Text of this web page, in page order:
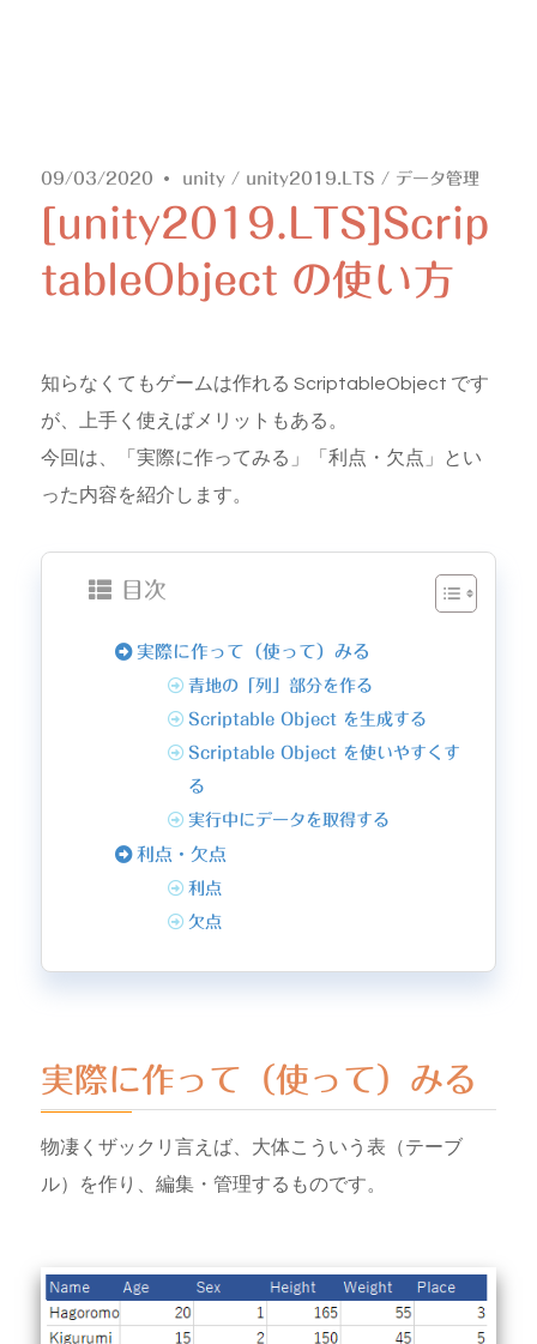
09/03/2020 unity / unity2019.LTS / データ管理
[unity2019.LTS]Scrip
tableObject の使い方
知らなくてもゲームは作れる ScriptableObject です
が、上手く使えばメリットもある。
今回は、「実際に作ってみる」「利点・欠点」とい
った内容を紹介します。
目次
実際に作って（使って）みる
青地の「列」部分を作る
Scriptable Object を生成する
Scriptable Object を使いやすくす
る
実行中にデータを取得する
利点・欠点
利点
欠点
実際に作って（使って）みる
物凄くザックリ言えば、大体こういう表（テーブ
ル）を作り、編集・管理するものです。